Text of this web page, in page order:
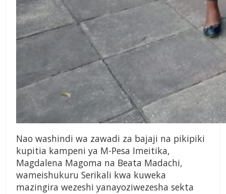
Nao washindi wa zawadi za bajaji na pikipiki
kupitia kampeni ya M-Pesa Imeitika,
Magdalena Magoma na Beata Madachi,
wameishukuru Serikali kwa kuweka
mazingira wezeshi yanayoziwezesha sekta